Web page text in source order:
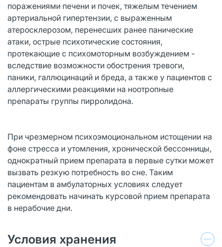
поражениями печени и почек, тяжелым течением
артериальной гипертензии, с выраженным
атеросклерозом, перенесших ранее панические
атаки, острые психотические состояния,
протекающие с психомоторным возбуждением -
вследствие возможности обострения тревоги,
паники, галлюцинаций и бреда, а также у пациентов с
аллергическими реакциями на ноотропные
препараты группы пирролидона.
При чрезмерном психоэмоциональном истощении на
фоне стресса и утомления, хронической бессонницы,
однократный прием препарата в первые сутки может
вызвать резкую потребность во сне. Таким
пациентам в амбулаторных условиях следует
рекомендовать начинать курсовой прием препарата
в нерабочие дни.
Условия хранения